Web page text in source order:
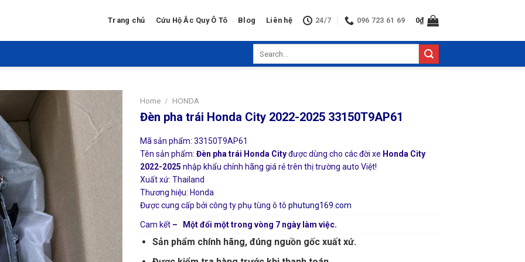
Trang chủ Cứu Hộ Ắc Quy Ô Tô Blog Liên hệ 24/7 096 723 61 69 0₫
Home / HONDA
Đèn pha trái Honda City 2022-2025 33150T9AP61
Mã sản phẩm: 33150T9AP61
Tên sản phẩm: Đèn pha trái Honda Cityđược dùng cho các đời xe Honda City
2022-2025 nhập khẩu chính hãng giá rẻ trên thị trường auto Việt!
Xuất xứ: Thailand
Thương hiệu: Honda
Được cung cấp bởi công ty phụ tùng ô tô phutung169.com
Cam kết – Một đổi một trong vòng 7 ngày làm việc.
Sản phẩm chính hãng, đúng nguồn gốc xuất xứ.